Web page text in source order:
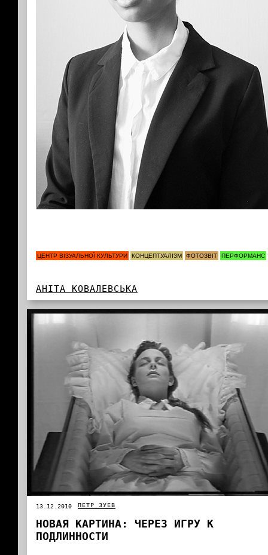
ЦЕНТР ВІЗУАЛЬНОЇ КУЛЬТУРИ КОНЦЕПТУАЛІЗМ ФОТОЗВІТ ПЕРФОРМАНС
АНІТА КОВАЛЕВСЬКА
13.12.2010 ПЕТР ЗУЕВ
НОВАЯ КАРТИНА: ЧЕРЕЗ ИГРУ К
ПОДЛИННОСТИ